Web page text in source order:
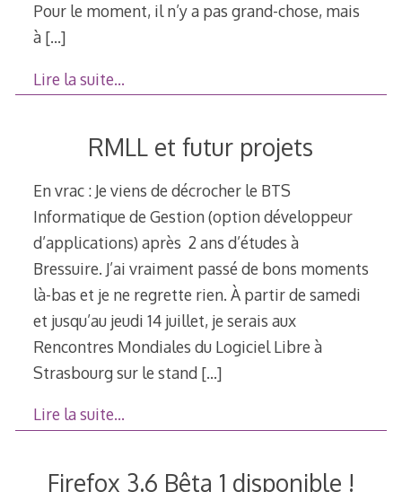
Pour le moment, il n’y a pas grand-chose, mais
à […]
Lire la suite…
RMLL et futur projets
En vrac : Je viens de décrocher le BTS
Informatique de Gestion (option développeur
d’applications) après 2 ans d’études à
Bressuire. J’ai vraiment passé de bons moments
là-bas et je ne regrette rien. À partir de samedi
et jusqu’au jeudi 14 juillet, je serais aux
Rencontres Mondiales du Logiciel Libre à
Strasbourg sur le stand […]
Lire la suite…
Firefox 3.6 Bêta 1 disponible !